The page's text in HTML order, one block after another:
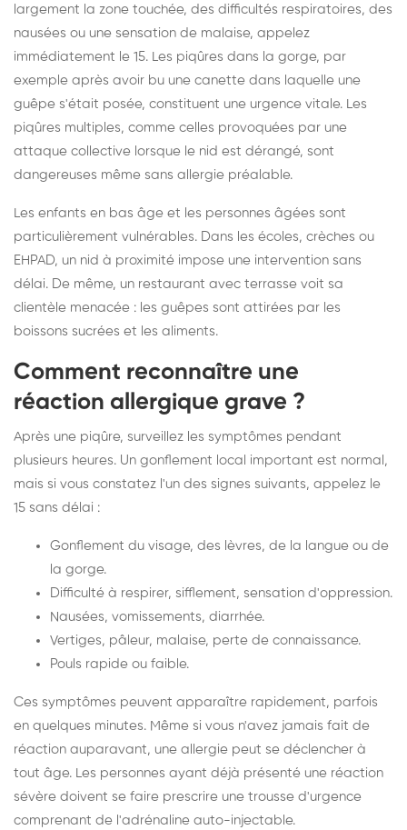
largement la zone touchée, des difficultés respiratoires, des
nausées ou une sensation de malaise, appelez
immédiatement le 15. Les piqûres dans la gorge, par
exemple après avoir bu une canette dans laquelle une
guêpe s'était posée, constituent une urgence vitale. Les
piqûres multiples, comme celles provoquées par une
attaque collective lorsque le nid est dérangé, sont
dangereuses même sans allergie préalable.
Les enfants en bas âge et les personnes âgées sont
particulièrement vulnérables. Dans les écoles, crèches ou
EHPAD, un nid à proximité impose une intervention sans
délai. De même, un restaurant avec terrasse voit sa
clientèle menacée : les guêpes sont attirées par les
boissons sucrées et les aliments.
Comment reconnaître une
réaction allergique grave ?
Après une piqûre, surveillez les symptômes pendant
plusieurs heures. Un gonflement local important est normal,
mais si vous constatez l'un des signes suivants, appelez le
15 sans délai :
Gonflement du visage, des lèvres, de la langue ou de
la gorge.
Difficulté à respirer, sifflement, sensation d'oppression.
Nausées, vomissements, diarrhée.
Vertiges, pâleur, malaise, perte de connaissance.
Pouls rapide ou faible.
Ces symptômes peuvent apparaître rapidement, parfois
en quelques minutes. Même si vous n'avez jamais fait de
réaction auparavant, une allergie peut se déclencher à
tout âge. Les personnes ayant déjà présenté une réaction
sévère doivent se faire prescrire une trousse d'urgence
comprenant de l'adrénaline auto-injectable.